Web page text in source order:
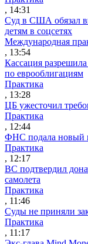
, 14:31
Суд в США обязал
детям в соцсетях
Международная
, 13:54
Кассация
по еврооблигациям
Практика
, 13:28
ЦБ ужесточил
Практика
, 12:44
ФНС подала новый
Практика
, 12:17
ВС подтвердил
самолета
Практика
, 11:46
Суды не приняли
Практика
, 11:17